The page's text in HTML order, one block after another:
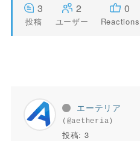
3
投稿
2
ユーザー
0
Reactions
エーテリア
(@aetheria)
投稿: 3